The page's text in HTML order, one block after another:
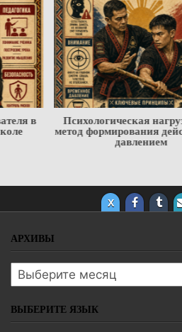
Психологическая нагрузка как
метод формирования действия под
давлением
АРХИВЫ
Архивы
ВЫБЕРИТЕ ЯЗЫК